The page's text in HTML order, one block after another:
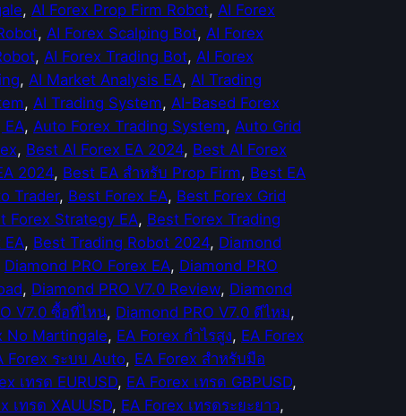
, AI Forex Prop Firm Robot, AI Forex
, AI Forex Scalping Bot, AI Forex
, AI Forex Trading Bot, AI Forex
, AI Market Analysis EA, AI Trading
, AI Trading System, AI-Based Forex
EA, Auto Forex Trading System, Auto Grid
, Best AI Forex EA 2024, Best AI Forex
2024, Best EA สำหรับ Prop Firm, Best EA
Trader, Best Forex EA, Best Forex Grid
Forex Strategy EA, Best Forex Trading
EA, Best Trading Robot 2024, Diamond
Diamond PRO Forex EA, Diamond PRO
, Diamond PRO V7.0 Review, Diamond
V7.0 ซื้อที่ไหน, Diamond PRO V7.0 ดีไหม
No Martingale, EA Forex กำไรสูง, EA Forex
Forex ระบบ Auto, EA Forex สำหรับมือ
เทรด EURUSD, EA Forex เทรด GBPUSD
เทรด XAUUSD, EA Forex เทรดระยะยาว